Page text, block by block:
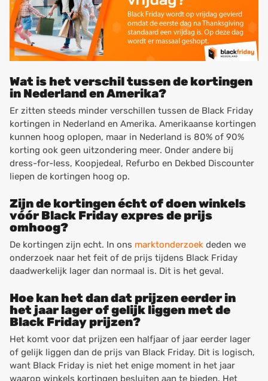
Wat is het verschil tussen de kortingen
in Nederland en Amerika?
Er zitten steeds minder verschillen tussen de Black Friday
kortingen in Nederland en Amerika. Amerikaanse kortingen
kunnen hoog oplopen, maar in Nederland is 80% of 90%
korting ook geen uitzondering meer. Onder andere bij
dress-for-less, Koopjedeal, Refurbo en Dekbed Discounter
liepen de kortingen hoog op.
Zijn de kortingen écht of doen winkels
vóór Black Friday expres de prijs
omhoog?
De kortingen zijn echt. In ons marktonderzoek deden we
onderzoek naar het feit of de prijs tijdens Black Friday
daadwerkelijk lager dan normaal is. Dit is het geval.
Hoe kan het dan dat prijzen eerder in
het jaar lager of gelijk liggen met de
Black Friday prijzen?
Het komt voor dat prijzen een halfjaar of jaar eerder lager
of gelijk liggen dan de prijs van Black Friday. Dit is logisch,
want Black Friday is niet het enige moment in het jaar
waarop winkels kortingen besluiten aan te bieden. Het